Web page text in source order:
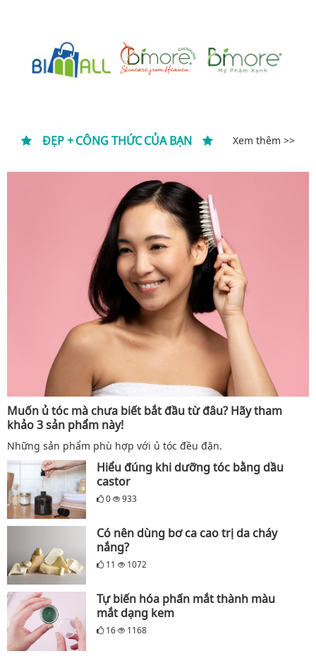
ĐẸP + CÔNG THỨC CỦA BẠN Xem thêm >>
Muốn ủ tóc mà chưa biết bắt đầu từ đâu? Hãy tham
khảo 3 sản phẩm này!
Những sản phẩm phù hợp với ủ tóc đều đặn.
Hiểu đúng khi dưỡng tóc bằng dầu
castor
0 933
Có nên dùng bơ ca cao trị da cháy
nắng?
11 1072
Tự biến hóa phấn mắt thành màu
mắt dạng kem
16 1168